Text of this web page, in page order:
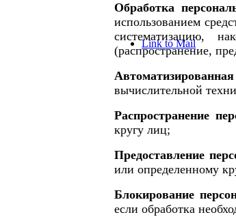
Link to Mail
Обработка
использованием
систематизацию,
(распространение,
вычислительной
Распространение
кругу лиц;
Предоставление
или определенному
Блокирование
если обработка